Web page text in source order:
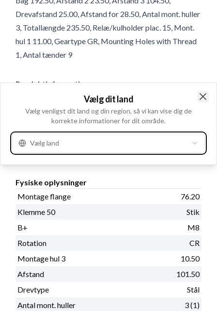
Drevafstand 25.00, Afstand for 28.50, Antal mont. huller
3, Totallængde 235.50, Relæ/kulholder plac. 15, Mont.
hul 1 11.00, Geartype GR, Mounting Holes with Thread
1, Antal tænder 9
Produktinformation
Elektriske oplysninger
Volt
12
Fysiske oplysninger
Montage flange
76.20
Klemme 50
Stik
B+
M8
Rotation
CR
Montage hul 3
10.50
Afstand
101.50
Drevtype
Stål
Antal mont. huller
3 (1)
Vælg dit land
Vælg venligst dit land og din region, så vi kan vise dig de
korrekte informationer for dit område.
Vælg land